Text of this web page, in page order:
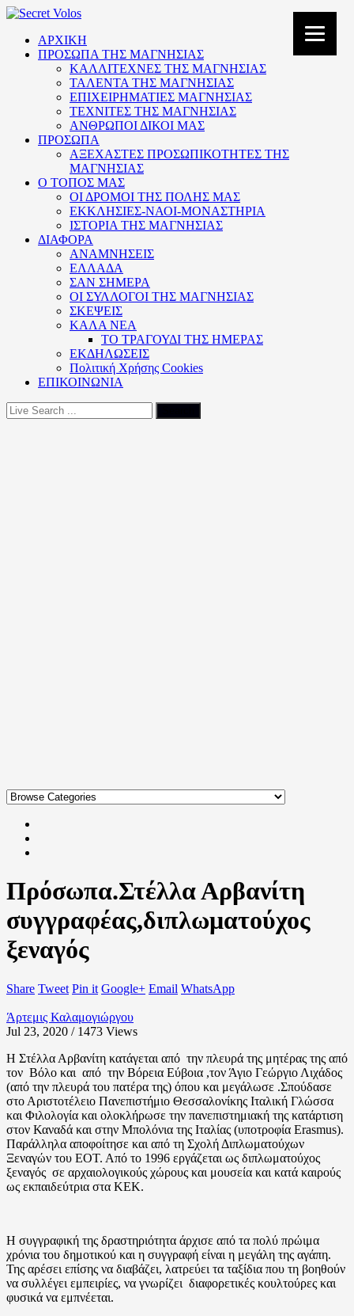
ΑΡΧΙΚΗ
ΠΡΟΣΩΠΑ ΤΗΣ ΜΑΓΝΗΣΙΑΣ
ΚΑΛΛΙΤΕΧΝΕΣ ΤΗΣ ΜΑΓΝΗΣΙΑΣ
ΤΑΛΕΝΤΑ ΤΗΣ ΜΑΓΝΗΣΙΑΣ
ΕΠΙΧΕΙΡΗΜΑΤΙΕΣ ΜΑΓΝΗΣΙΑΣ
ΤΕΧΝΙΤΕΣ ΤΗΣ ΜΑΓΝΗΣΙΑΣ
ΑΝΘΡΩΠΟΙ ΔΙΚΟΙ ΜΑΣ
ΠΡΟΣΩΠΑ
ΑΞΕΧΑΣΤΕΣ ΠΡΟΣΩΠΙΚΟΤΗΤΕΣ ΤΗΣ
ΜΑΓΝΗΣΙΑΣ
Ο ΤΟΠΟΣ ΜΑΣ
ΟΙ ΔΡΟΜΟΙ ΤΗΣ ΠΟΛΗΣ ΜΑΣ
ΕΚΚΛΗΣΙΕΣ-ΝΑΟΙ-ΜΟΝΑΣΤΗΡΙΑ
ΙΣΤΟΡΙΑ ΤΗΣ ΜΑΓΝΗΣΙΑΣ
ΔΙΑΦΟΡΑ
ΑΝΑΜΝΗΣΕΙΣ
ΕΛΛΑΔΑ
ΣΑΝ ΣΗΜΕΡΑ
ΟΙ ΣΥΛΛΟΓΟΙ ΤΗΣ ΜΑΓΝΗΣΙΑΣ
ΣΚΕΨΕΙΣ
ΚΑΛΑ ΝΕΑ
ΤΟ ΤΡΑΓΟΥΔΙ ΤΗΣ ΗΜΕΡΑΣ
ΕΚΔΗΛΩΣΕΙΣ
Πολιτική Xρήσης Cookies
ΕΠΙΚΟΙΝΩΝΙΑ
Πρόσωπα.Στέλλα Αρβανίτη
συγγραφέας,διπλωματούχος
ξεναγός
Share Tweet Pin it Google+ Email WhatsApp
Άρτεμις Καλαμογιώργου
Jul 23, 2020 / 1473 Views
Η Στέλλα Αρβανίτη κατάγεται από την πλευρά της μητέρας της από
τον Βόλο και από την Βόρεια Εύβοια ,τον Άγιο Γεώργιο Λιχάδος
(από την πλευρά του πατέρα της) όπου και μεγάλωσε .Σπούδασε
στο Αριστοτέλειο Πανεπιστήμιο Θεσσαλονίκης Ιταλική Γλώσσα
και Φιλολογία και ολοκλήρωσε την πανεπιστημιακή της κατάρτιση
στον Καναδά και στην Μπολόνια της Ιταλίας (υποτροφία Erasmus).
Παράλληλα αποφοίτησε και από τη Σχολή Διπλωματούχων
Ξεναγών του ΕΟΤ. Από το 1996 εργάζεται ως διπλωματούχος
ξεναγός σε αρχαιολογικούς χώρους και μουσεία και κατά καιρούς
ως εκπαιδεύτρια στα ΚΕΚ.
Η συγγραφική της δραστηριότητα άρχισε από τα πολύ πρώιμα
χρόνια του δημοτικού και η συγγραφή είναι η μεγάλη της αγάπη.
Της αρέσει επίσης να διαβάζει, λατρεύει τα ταξίδια που τη βοηθούν
να συλλέγει εμπειρίες, να γνωρίζει διαφορετικές κουλτούρες και
φυσικά να εμπνέεται.